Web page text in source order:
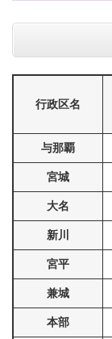
行政区名
与那覇
宮城
大名
新川
宮平
兼城
本部